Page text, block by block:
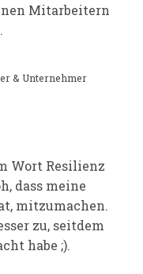
Mitarbeitern
& Unternehmer
Wort Resilienz
dass meine
mitzumachen.
zu, seitdem
habe ;).